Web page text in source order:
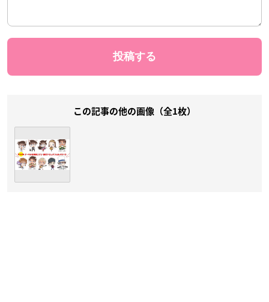
この記事の他の画像（全1枚）